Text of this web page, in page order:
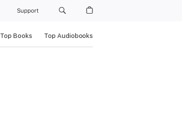
Support
Top Books Top Audiobooks